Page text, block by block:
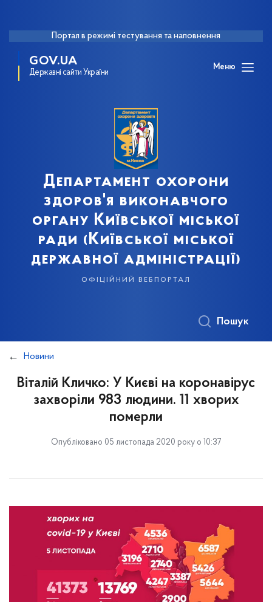
Портал в режимі тестування та наповнення
GOV.UA
Державні сайти України
Меню
Департамент охорони
здоров'я виконавчого
органу Київської міської
ради (Київської міської
державної адміністрації)
офіційний вебпортал
Пошук
Новини
Віталій Кличко: У Києві на коронавірус
захворіли 983 людини. 11 хворих
померли
Опубліковано 05 листопада 2020 року о 10:37